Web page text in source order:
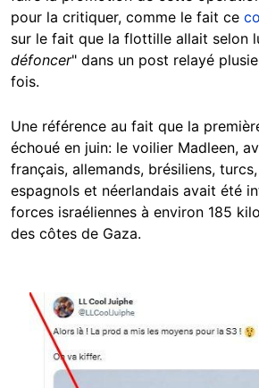
pour la critiquer, comme le fait ce
sur le fait que la flottille allait selon
défoncer" dans un post relayé
fois.
Une référence au fait que la
échoué en juin: le voilier Madleen,
français, allemands, brésiliens,
espagnols et néerlandais avait été
forces israéliennes à environ 185
des côtes de Gaza.
Image